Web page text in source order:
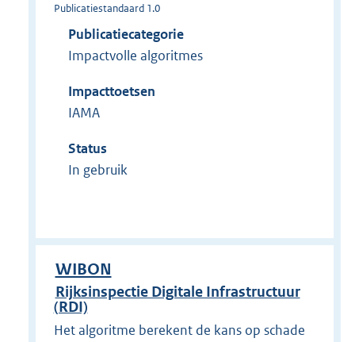
Publicatiestandaard 1.0
Publicatiecategorie
Impactvolle algoritmes
Impacttoetsen
IAMA
Status
In gebruik
WIBON
Rijksinspectie Digitale Infrastructuur
(RDI)
Het algoritme berekent de kans op schade